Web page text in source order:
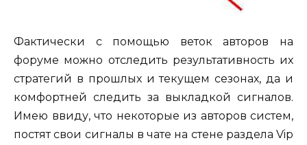
Фактически с помощью веток авторов на
форуме можно отследить результативность их
стратегий в прошлых и текущем сезонах, да и
комфортней следить за выкладкой сигналов.
Имею ввиду, что некоторые из авторов систем,
постят свои сигналы в чате на стене раздела Vip